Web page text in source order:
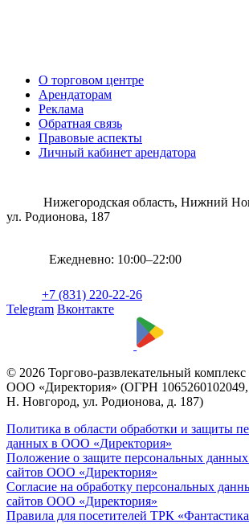
О торговом центре
Арендаторам
Реклама
Обратная связь
Правовые аспекты
Личный кабинет арендатора
Нижегородская область, Нижний
ул. Родионова, 187
Ежедневно: 10:00–22:00
+7 (831) 220-22-26
Telegram Вконтакте
© 2026 Торгово-развлекательный
ООО «Директория» (ОГРН 1065260102049,
Н. Новгород, ул. Родионова, д. 187)
Политика в области обработки и защиты
данных в ООО «Директория»
Положение о защите персональных данных
сайтов ООО «Директория»
Согласие на обработку персональных
сайтов ООО «Директория»
Правила для посетителей ТРК